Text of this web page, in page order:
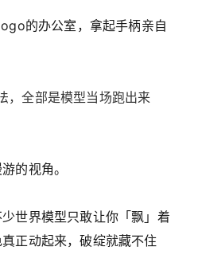
的办公室，拿起手柄亲自
，全部是模型当场跑出来
的视角。
世界模型只敢让你「飘」着
正动起来，破绽就藏不住